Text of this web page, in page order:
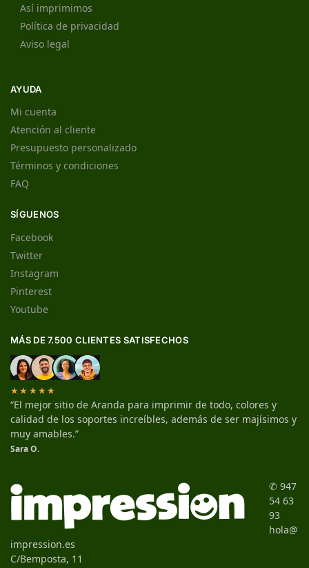
Así imprimimos
Política de privacidad
Aviso legal
AYUDA
Mi cuenta
Atención al cliente
Presupuesto personalizado
Términos y condiciones
FAQ
SÍGUENOS
Facebook
Twitter
Instagram
Pinterest
Youtube
MÁS DE 7.500 CLIENTES SATISFECHOS
★★★★★
“El mejor sitio de Aranda para imprimir de todo, colores y
calidad de los soportes increíbles, además de ser majísimos y
muy amables.”
Sara O.
✆ 947
54 63
93
hola@
impression.es
C/Bemposta, 11